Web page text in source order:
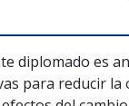
diplomado es
para reducir la